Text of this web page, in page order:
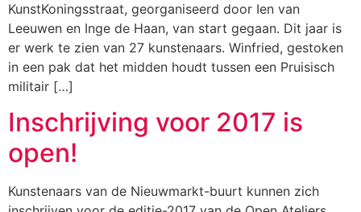
KunstKoningsstraat, georganiseerd door Ien van
Leeuwen en Inge de Haan, van start gegaan. Dit jaar is
er werk te zien van 27 kunstenaars. Winfried, gestoken
in een pak dat het midden houdt tussen een Pruisisch
militair […]
Inschrijving voor 2017 is
open!
Kunstenaars van de Nieuwmarkt-buurt kunnen zich